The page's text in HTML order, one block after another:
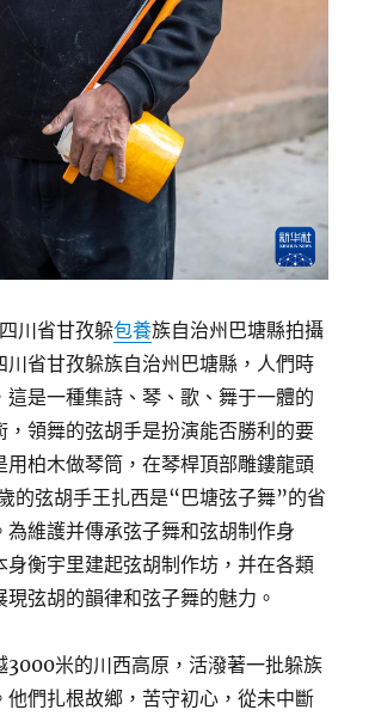
川省甘孜躲包養族自治州巴塘縣拍攝
川省甘孜躲族自治州巴塘縣，人們時
這是一種集詩、琴、歌、舞于一體的
，領舞的弦胡手是扮演能否勝利的要
用柏木做琴筒，在琴桿頂部雕鏤龍頭
的弦胡手王扎西是“巴塘弦子舞”的省
為維護并傳承弦子舞和弦胡制作身
身衡宇里建起弦胡制作坊，并在各類
弦胡的韻律和弦子舞的魅力。
3000米的川西高原，活潑著一批躲族
他們扎根故鄉，苦守初心，從未中斷